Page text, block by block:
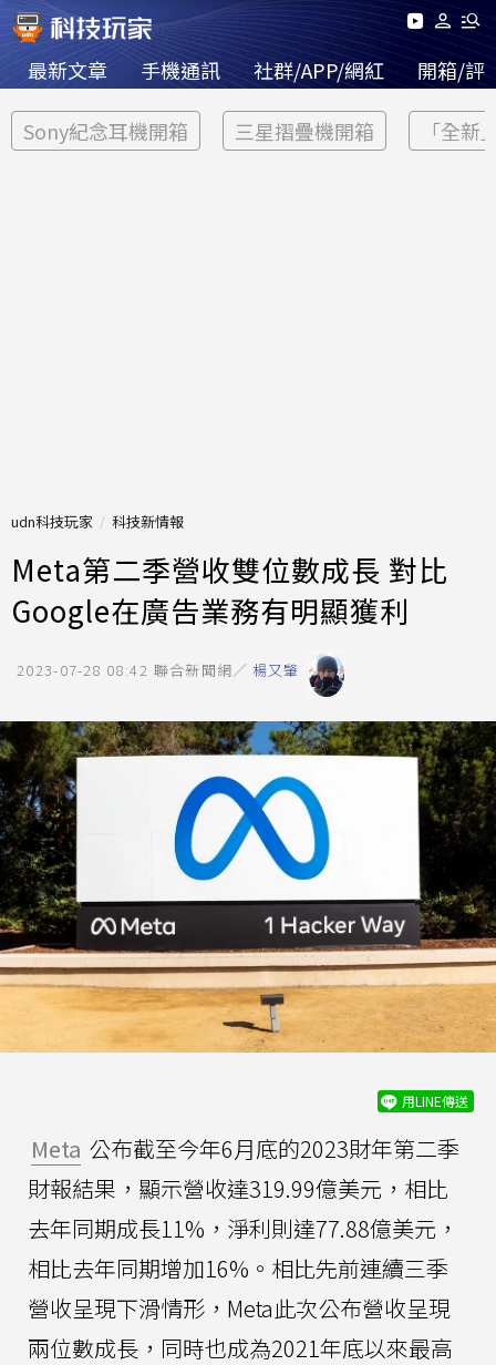
最新文章 手機通訊 社群/APP/網紅 開箱/評
Sony紀念耳機開箱 三星摺疊機開箱 「全新
udn科技玩家 科技新情報
Meta第二季營收雙位數成長 對比
Google在廣告業務有明顯獲利
2023-07-28 08:42 聯合新聞網／ 楊又肇
用LINE傳送
Meta 公布截至今年6月底的2023財年第二季
財報結果，顯示營收達319.99億美元，相比
去年同期成長11%，淨利則達77.88億美元，
相比去年同期增加16%。相比先前連續三季
營收呈現下滑情形，Meta此次公布營收呈現
兩位數成長，同時也成為2021年底以來最高